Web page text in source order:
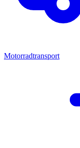
Motorradtransport